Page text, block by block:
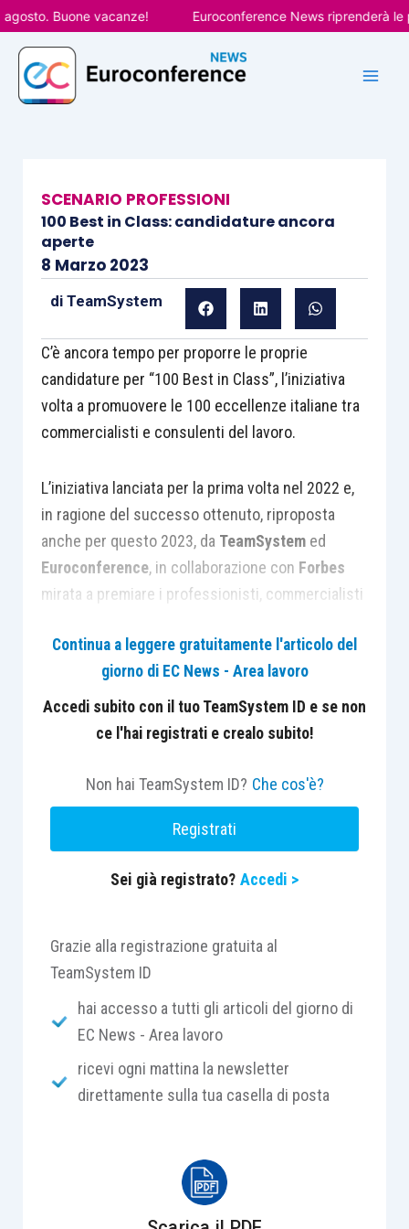
Vai
al
contenuto
Buone vacanze! Euroconference News riprenderà le
SCENARIO PROFESSIONI
100 Best in Class: candidature ancora
aperte
8 Marzo 2023
di TeamSystem
C’è ancora tempo per proporre le proprie
candidature per “100 Best in Class”, l’iniziativa
volta a promuovere le 100 eccellenze italiane tra
commercialisti e consulenti del lavoro.
L’iniziativa lanciata per la prima volta nel 2022 e,
in ragione del successo ottenuto, riproposta
anche per questo 2023, da TeamSystemed
Euroconference, in collaborazione con Forbes
mirata a premiare i professionisti, commercialisti
particolarmente distinti in quest’ultimo periodo,
sta riscuotendo un indiscusso successo.
Le candidature sono ancora aperte: è possibile
L’obiettivo non è solo quello di premiare quelli più
meritevoli ma anche di dare uno stimolo a tutta la
in questa importante fase di cambiamento
supportando le aziende e rendendosi propulsore
della ripresa economica” conferma Giuseppe
Busacca, general manager
l’obiettivo di sottolineare ancora una volta la loro
importanza, valorizzando le eccellenze che possono
crescita del Sistema Paese”.
Continua a leggere gratuitamente l'articolo del
giorno di EC News - Area lavoro
Accedi subito con il tuo TeamSystem ID e se non
ce l'hai registrati e crealo subito!
Non hai TeamSystem ID? Che cos'è?
Registrati
Sei già registrato? Accedi >
Grazie alla registrazione gratuita al
TeamSystem ID
hai accesso a tutti gli articoli del giorno di
EC News - Area lavoro
ricevi ogni mattina la newsletter
direttamente sulla tua casella di posta